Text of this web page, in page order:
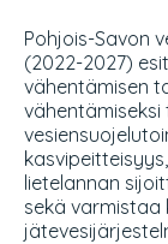
Pohjois-Savon
(2022-2027)
vähentämisen
lietelannan
sekä varmistaa